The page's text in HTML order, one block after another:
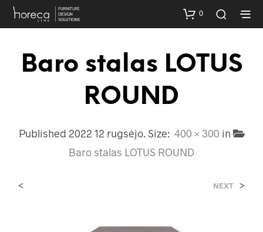
0
Baro stalas LOTUS
ROUND
Published 2022 12 rugsėjo. Size: 400 × 300 in
Baro stalas LOTUS ROUND
< NEXT >